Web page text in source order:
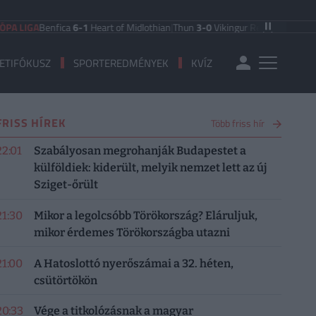
Benfica6-1Heart of Midlothian|Thun3-0 Vikingur Reykjavik PAOK Saloniki
SPORTEREDMÉNYEK KVÍZ
HÍREK Több friss hír
Szabályosan megrohanják Budapestet a
külföldiek: kiderült, melyik nemzet lett az új
Sziget-őrült
Mikor a legolcsóbb Törökország? Eláruljuk,
mikor érdemes Törökországba utazni
A Hatoslottó nyerőszámai a 32. héten,
csütörtökön
Vége a titkolózásnak a magyar